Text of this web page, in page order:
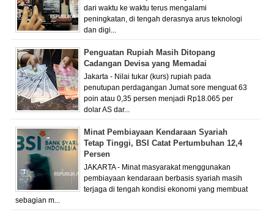
dari waktu ke waktu terus mengalami
peningkatan, di tengah derasnya arus teknologi
dan digi...
Penguatan Rupiah Masih Ditopang
Cadangan Devisa yang Memadai
Jakarta - Nilai tukar (kurs) rupiah pada
penutupan perdagangan Jumat sore menguat 63
poin atau 0,35 persen menjadi Rp18.065 per
dolar AS dar...
Minat Pembiayaan Kendaraan Syariah
Tetap Tinggi, BSI Catat Pertumbuhan 12,4
Persen
JAKARTA - Minat masyarakat menggunakan
pembiayaan kendaraan berbasis syariah masih
terjaga di tengah kondisi ekonomi yang membuat
sebagian m...